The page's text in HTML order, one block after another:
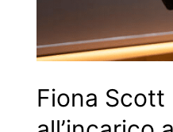
Fiona